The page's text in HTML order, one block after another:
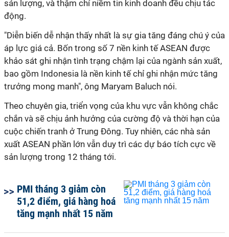
sản lượng, và thậm chí niềm tin kinh doanh đều chịu tác
động.
"Diễn biến dễ nhận thấy nhất là sự gia tăng đáng chú ý của
áp lực giá cả. Bốn trong số 7 nền kinh tế ASEAN được
khảo sát ghi nhận tình trạng chậm lại của ngành sản xuất,
bao gồm Indonesia là nền kinh tế chỉ ghi nhận mức tăng
trưởng mong manh", ông Maryam Baluch nói.
Theo chuyên gia, triển vọng của khu vực vẫn không chắc
chắn và sẽ chịu ảnh hưởng của cường độ và thời hạn của
cuộc chiến tranh ở Trung Đông. Tuy nhiên, các nhà sản
xuất ASEAN phần lớn vẫn duy trì các dự báo tích cực về
sản lượng trong 12 tháng tới.
PMI tháng 3 giảm còn
51,2 điểm, giá hàng hoá
tăng mạnh nhất 15 năm